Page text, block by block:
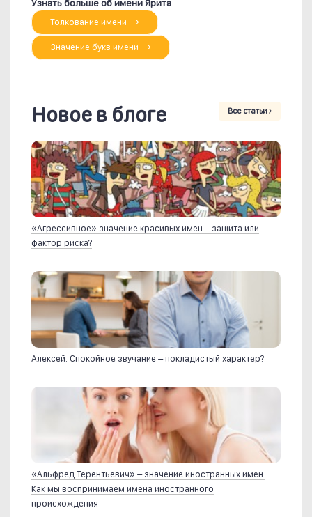
Узнать больше об имени Ярита
Толкование имени
Значение букв имени
Новое в блоге Все статьи
«Агрессивное» значение красивых имен – защита или
фактор риска?
Алексей. Спокойное звучание – покладистый характер?
«Альфред Терентьевич» – значение иностранных имен.
Как мы воспринимаем имена иностранного
происхождения